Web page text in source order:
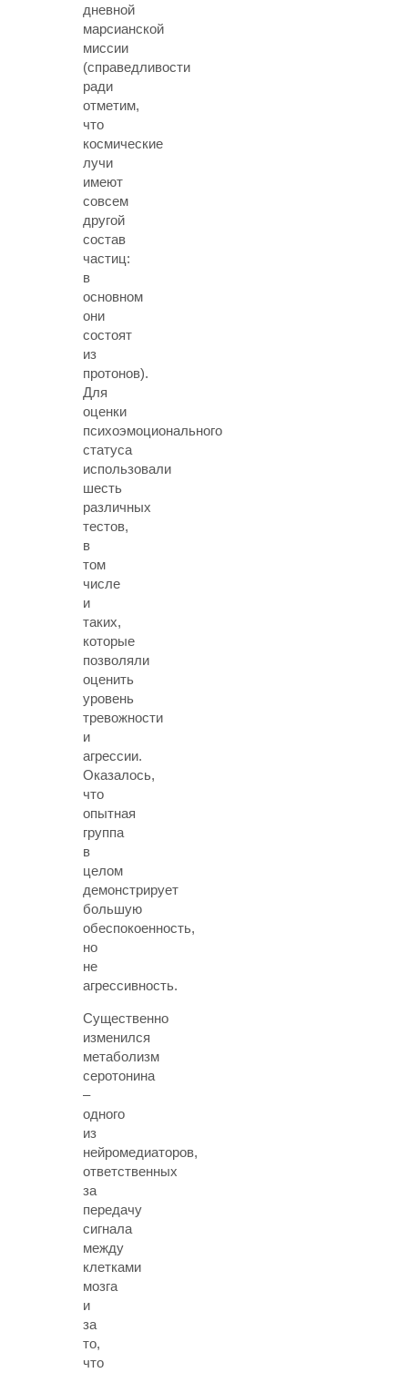
дневной
марсианской
миссии
(справедливости
ради
отметим,
что
космические
лучи
имеют
совсем
другой
состав
частиц:
в
основном
они
состоят
из
протонов).
Для
оценки
психоэмоционального
статуса
использовали
шесть
различных
тестов,
в
том
числе
и
таких,
которые
позволяли
оценить
уровень
тревожности
и
агрессии.
Оказалось,
что
опытная
группа
в
целом
демонстрирует
большую
обеспокоенность,
но
не
агрессивность.
Существенно
изменился
метаболизм
серотонина
–
одного
из
нейромедиаторов,
ответственных
за
передачу
сигнала
между
клетками
мозга
и
за
то,
что